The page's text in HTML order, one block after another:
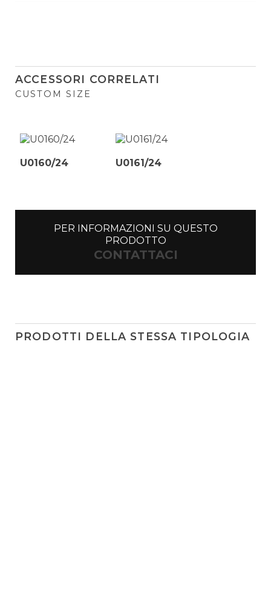
ACCESSORI CORRELATI
CUSTOM SIZE
U0160/24 U0161/24
PER INFORMAZIONI SU QUESTO
PRODOTTO
CONTATTACI
PRODOTTI DELLA STESSA TIPOLOGIA